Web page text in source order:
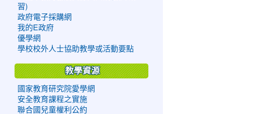
習)
政府電子採購網
我的E政府
優學網
學校校外人士協助教學或活動要點
教學資源
國家教育研究院愛學網
安全教育課程之實施
聯合國兒童權利公約